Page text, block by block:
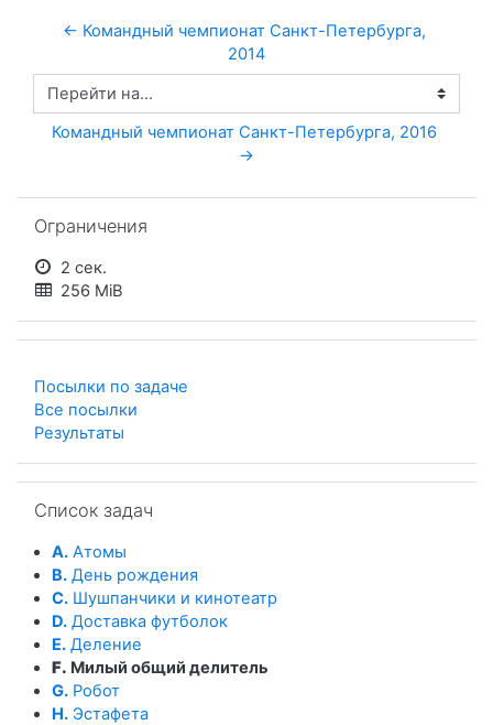
← Командный чемпионат Санкт-Петербурга,
2014
Перейти на...
Командный чемпионат Санкт-Петербурга, 2016
→
Ограничения
2 сек.
256 MiB
Посылки по задаче
Все посылки
Результаты
Список задач
A. Атомы
B. День рождения
C. Шушпанчики и кинотеатр
D. Доставка футболок
E. Деление
F. Милый общий делитель
G. Робот
H. Эстафета